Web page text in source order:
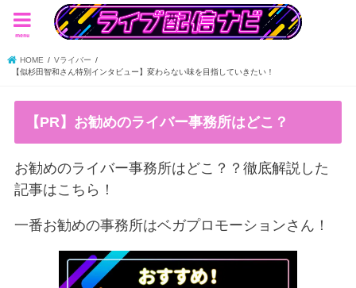
menu
HOME
Vライバー
【似杉田智和さん特別インタビュー】変わらない味を目指していきたい！
【PR】お勧めのライバー事務所はどこ？
お勧めのライバー事務所はどこ？？徹底解説した
記事はこちら！
一番お勧めの事務所はベガプロモーションさん！